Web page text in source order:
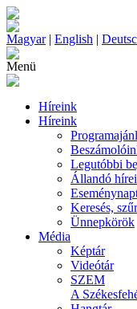
Magyar| English |
Menü
Híreink
Híreink
Legutóbbi
Állandó
Keresés,
Ünnepkörök
Média
Képtár
Videótár
SZEM
A